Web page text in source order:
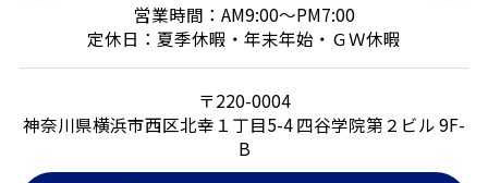
営業時間：AM9:00～PM7:00
定休日：夏季休暇・年末年始・ＧＷ休暇
〒220-0004
神奈川県横浜市西区北幸１丁目5-4 四谷学院第２ビル 9F-
B